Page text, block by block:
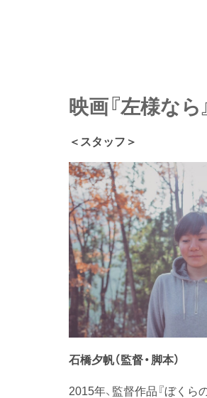
映画『左様な
＜スタッフ＞
石橋夕帆（監督・脚本）
2015年、監督作品『ぼく